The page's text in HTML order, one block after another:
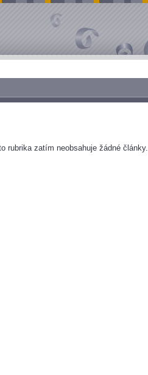
rubrika zatím neobsahuje žádné články.